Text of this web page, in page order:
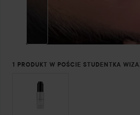
1 PRODUKT W POŚCIE STUDENTKA